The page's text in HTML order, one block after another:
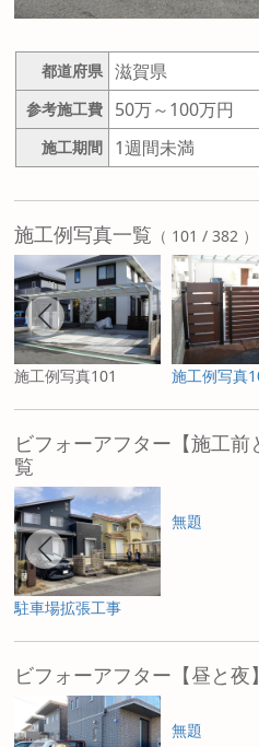
都道府県 滋賀県
参考施工費 50万～100万円
施工期間 1週間未満
施工例写真一覧 （ 101 / 382 ）
施工例写真101 施工例写真
ビフォーアフター【施工
覧
駐車場拡張工事
無題
ビフォーアフター【昼と夜
無題